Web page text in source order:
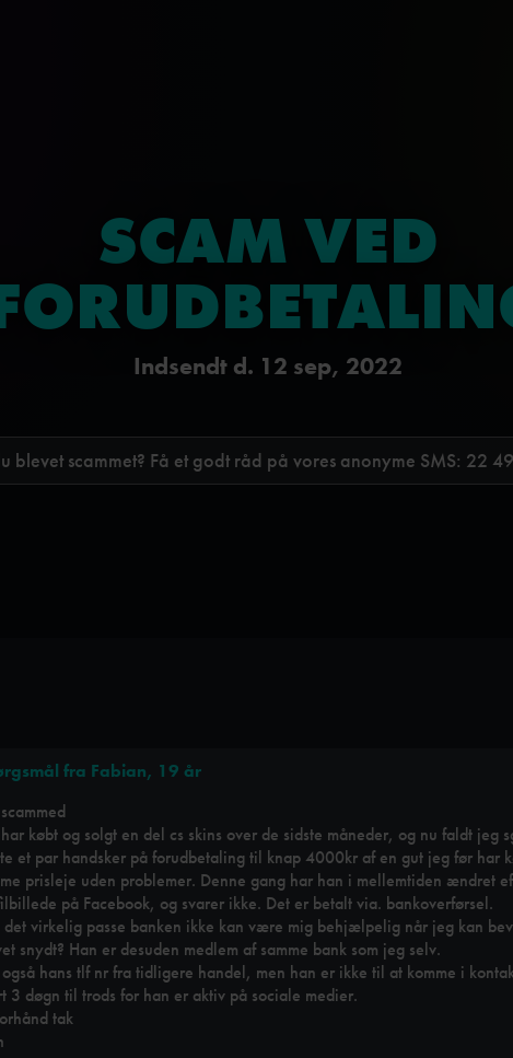
SCAM VED
Indsendt d. 12 sep, 2022
blevet scammet? Få et godt råd på vores anonyme SMS: 22
fra Fabian, 19 år
købt og solgt en del cs skins over de sidste måneder, og nu faldt jeg
et par handsker på forudbetaling til knap 4000kr af en gut jeg før har
prisleje uden problemer. Denne gang har han i mellemtiden ændret
på Facebook, og svarer ikke. Det er betalt via. bankoverførsel.
det virkelig passe banken ikke kan være mig behjælpelig når jeg kan
snydt? Han er desuden medlem af samme bank som jeg selv.
hans tlf nr fra tidligere handel, men han er ikke til at komme i
3 døgn til trods for han er aktiv på sociale medier.
tak